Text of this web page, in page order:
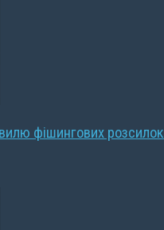
фішингових розсилок